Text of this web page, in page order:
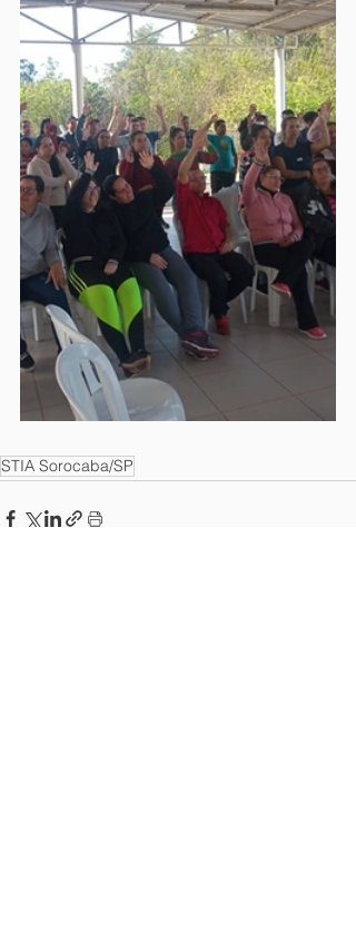
STIA Sorocaba/SP